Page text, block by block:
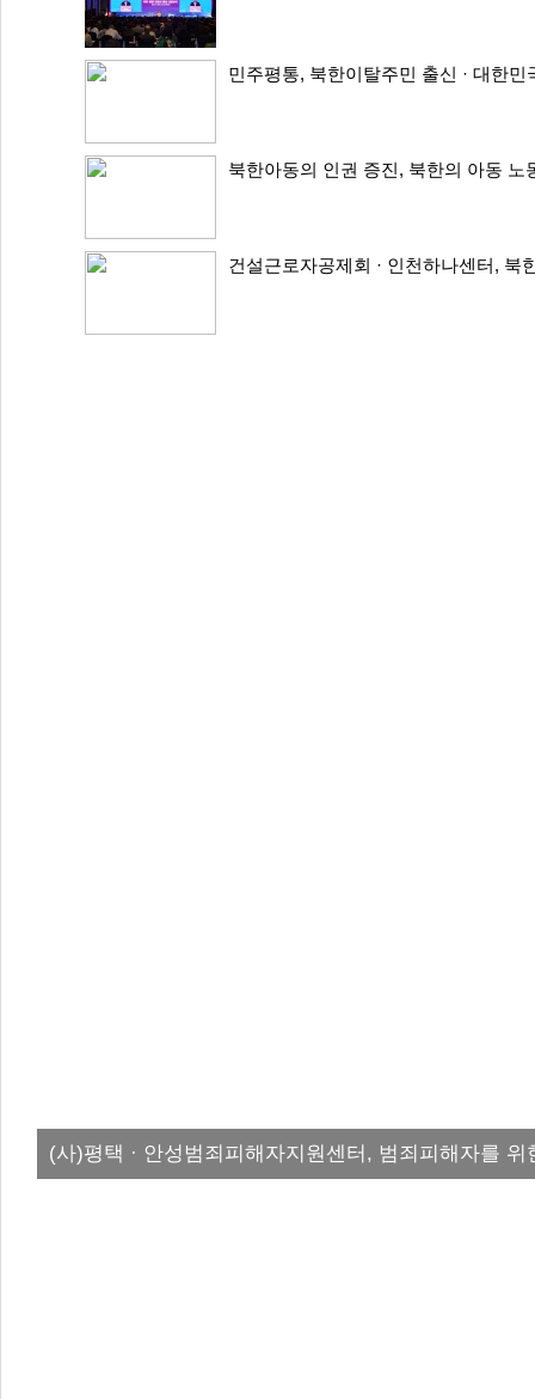
민주평통, 북한이탈주민 출신 · 대한
북한아동의 인권 증진, 북한의 아동 노
건설근로자공제회 · 인천하나센터, 북
(사)평택 · 안성범죄피해자지원센터, 범죄피해자를